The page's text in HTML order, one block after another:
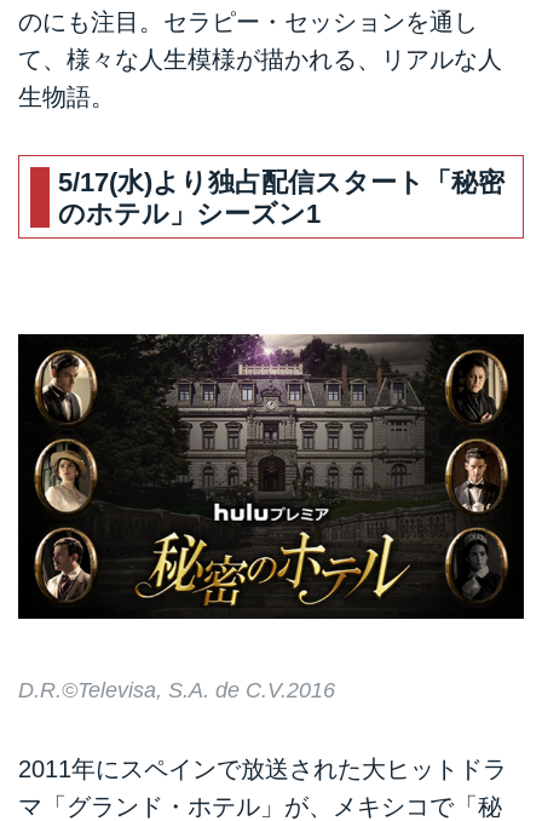
のにも注目。セラピー・セッションを通し
て、様々な人生模様が描かれる、リアルな人
生物語。
5/17(水)より独占配信スタート「秘密
のホテル」シーズン1
D.R.©Televisa, S.A. de C.V.2016
2011年にスペインで放送された大ヒットドラ
マ「グランド・ホテル」が、メキシコで「秘